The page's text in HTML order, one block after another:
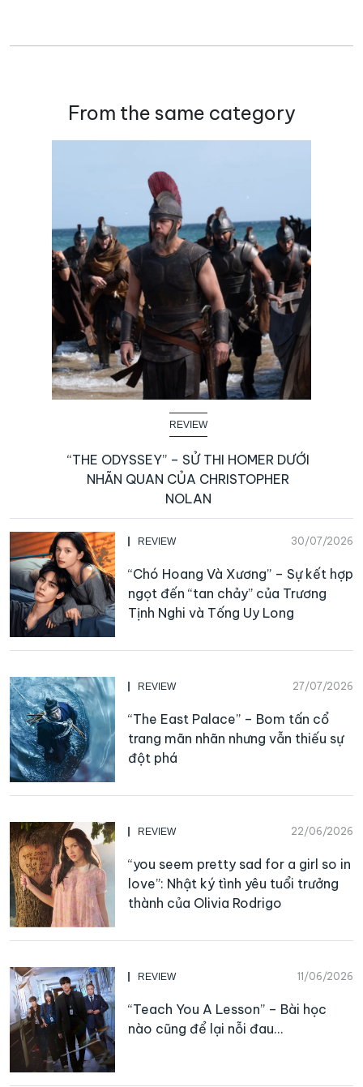
From the same category
REVIEW
“THE ODYSSEY” – SỬ THI HOMER DƯỚI
NHÃN QUAN CỦA CHRISTOPHER
NOLAN
REVIEW 30/07/2026
“Chó Hoang Và Xương” – Sự kết hợp
ngọt đến “tan chảy” của Trương
Tịnh Nghi và Tống Uy Long
REVIEW 27/07/2026
“The East Palace” – Bom tấn cổ
trang mãn nhãn nhưng vẫn thiếu sự
đột phá
REVIEW 22/06/2026
“you seem pretty sad for a girl so in
love”: Nhật ký tình yêu tuổi trưởng
thành của Olivia Rodrigo
REVIEW 11/06/2026
“Teach You A Lesson” – Bài học
nào cũng để lại nỗi đau…